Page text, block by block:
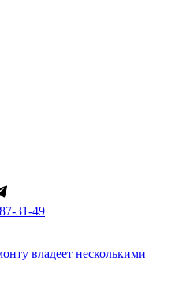
31-49
владеет несколькими